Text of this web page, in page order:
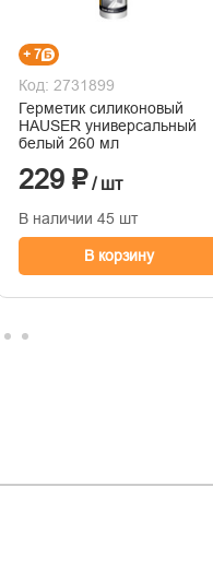
+ 7
Код: 2731899
Герметик силиконовый
HAUSER универсальный
белый 260 мл
229 ₽ / шт
В наличии 45 шт
В корзину